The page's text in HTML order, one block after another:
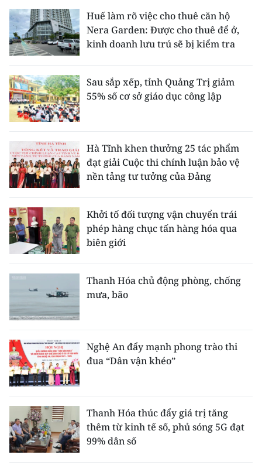
Huế làm rõ việc cho thuê căn hộ
Nera Garden: Được cho thuê để ở,
kinh doanh lưu trú sẽ bị kiểm tra
Sau sắp xếp, tỉnh Quảng Trị giảm
55% số cơ sở giáo dục công lập
Hà Tĩnh khen thưởng 25 tác phẩm
đạt giải Cuộc thi chính luận bảo vệ
nền tảng tư tưởng của Đảng
Khởi tố đối tượng vận chuyển trái
phép hàng chục tấn hàng hóa qua
biên giới
Thanh Hóa chủ động phòng, chống
mưa, bão
Nghệ An đẩy mạnh phong trào thi
đua “Dân vận khéo”
Thanh Hóa thúc đẩy giá trị tăng
thêm từ kinh tế số, phủ sóng 5G đạt
99% dân số